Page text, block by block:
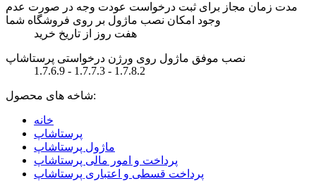
مدت زمان مجاز برای ثبت درخواست عودت وجه در صورت عدم
وجود امکان نصب ماژول بر روی فروشگاه شما
هفت روز از تاریخ خرید
نصب موفق ماژول روی ورژن درخواستی پرستاشاپ
1.7.6.9 - 1.7.7.3 - 1.7.8.2
شاخه های محصول:
خانه
پرستاشاپ
ماژول پرستاشاپ
پرداخت و امور مالی پرستاشاپ
پرداخت قسطی و اعتباری پرستاشاپ